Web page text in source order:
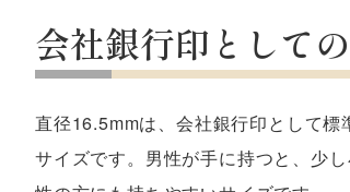
会社銀行印として
直径16.5mmは、会社銀行印として
サイズです。男性が手に持つと、少